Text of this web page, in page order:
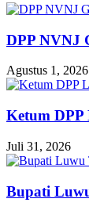
DPP NVNJ
Agustus 1, 2026
Ketum
Juli 31, 2026
Bupati